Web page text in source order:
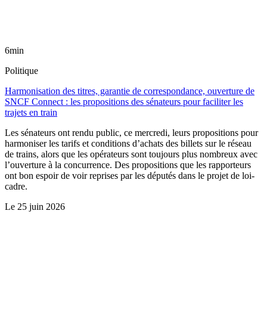
6min
Politique
Harmonisation des titres, garantie de correspondance, ouverture de
SNCF Connect : les propositions des sénateurs pour faciliter les
trajets en train
Les sénateurs ont rendu public, ce mercredi, leurs propositions pour
harmoniser les tarifs et conditions d’achats des billets sur le réseau
de trains, alors que les opérateurs sont toujours plus nombreux avec
l’ouverture à la concurrence. Des propositions que les rapporteurs
ont bon espoir de voir reprises par les députés dans le projet de loi-
cadre.
Le 25 juin 2026